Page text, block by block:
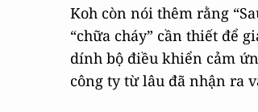
Koh còn nói thêm rằng
“chữa cháy” cần thiết để
dính bộ điều khiển cảm
công ty từ lâu đã nhận ra